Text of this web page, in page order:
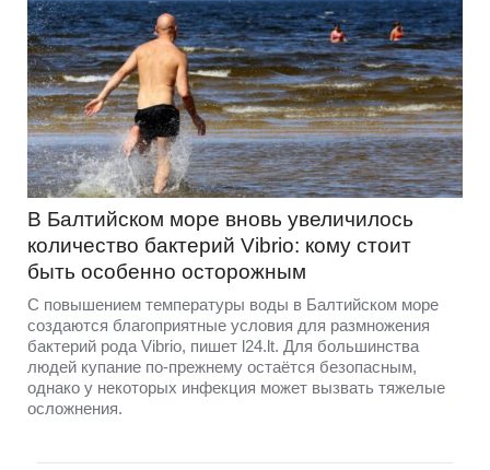
В Балтийском море вновь увеличилось
количество бактерий Vibrio: кому стоит
быть особенно осторожным
С повышением температуры воды в Балтийском море
создаются благоприятные условия для размножения
бактерий рода Vibrio, пишет l24.lt. Для большинства
людей купание по-прежнему остаётся безопасным,
однако у некоторых инфекция может вызвать тяжелые
осложнения.